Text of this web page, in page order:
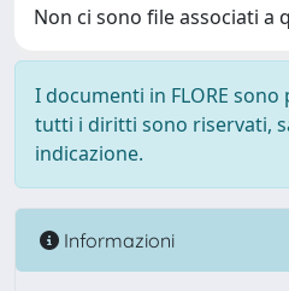
Non ci sono file associati a
I documenti in FLORE
tutti i diritti sono riservati,
indicazione.
Informazioni